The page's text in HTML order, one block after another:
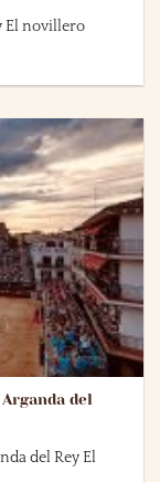
El novillero
del
del Rey El